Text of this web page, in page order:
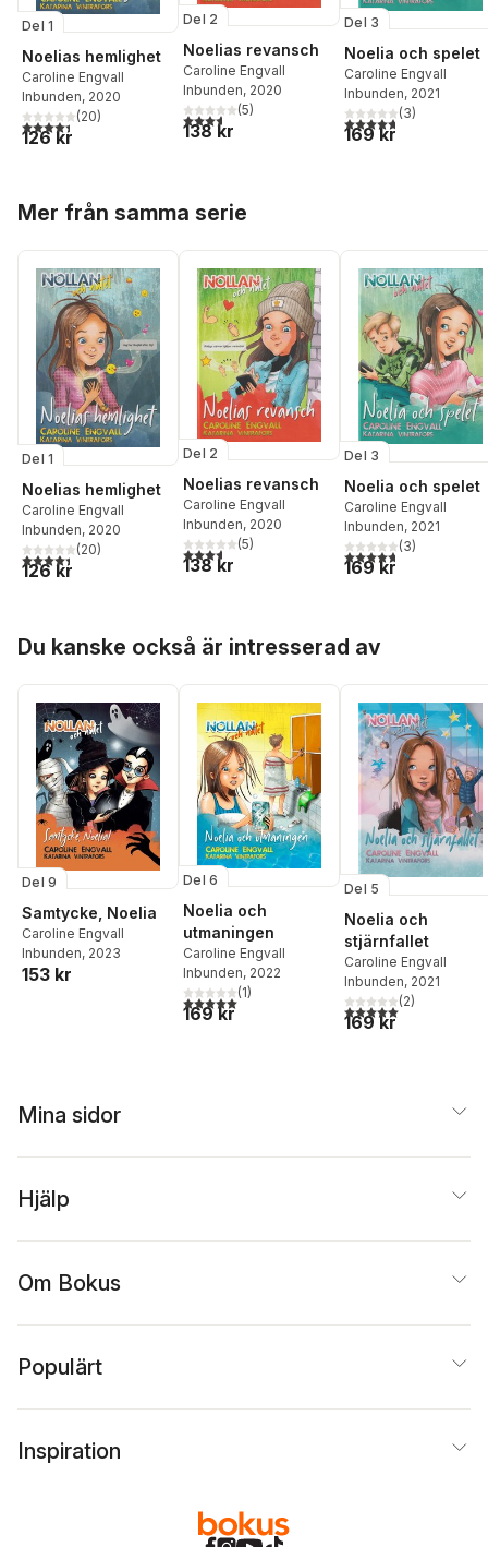
Del 1
Noelias hemlighet
Caroline Engvall
Inbunden, 2020
4,4utav 5 stjärnor. Totalt antal röster:
(20)
126 kr
Del 2
Noelias revansch
Caroline Engvall
Inbunden, 2020
3,6utav 5 stjärnor. Totalt antal röster:
(5)
138 kr
Del 3
Noelia och spelet
Caroline Engvall
Inbunden, 2021
4,7utav 5 stjärnor.
(3)
169 kr
Mer från samma serie
Del 1
Noelias hemlighet
Caroline Engvall
Inbunden, 2020
4,4utav 5 stjärnor. Totalt antal röster:
(20)
126 kr
Del 2
Noelias revansch
Caroline Engvall
Inbunden, 2020
3,6utav 5 stjärnor. Totalt antal röster:
(5)
138 kr
Del 3
Noelia och spelet
Caroline Engvall
Inbunden, 2021
4,7utav 5 stjärnor.
(3)
169 kr
Du kanske också är intresserad av
Del 9
Samtycke, Noelia
Caroline Engvall
Inbunden, 2023
153 kr
Del 6
Noelia och
utmaningen
Caroline Engvall
Inbunden, 2022
5,0utav 5 stjärnor. Totalt antal röster:
(1)
169 kr
Del 5
Noelia och
stjärnfallet
Caroline Engvall
Inbunden, 2021
5,0utav 5 stjärnor.
(2)
169 kr
Mina sidor
Hjälp
Om Bokus
Populärt
Inspiration